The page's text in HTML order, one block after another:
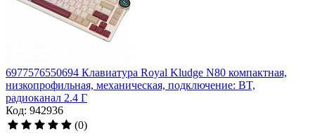
6977576550694 Клавиатура Royal Kludge N80 компактная,
низкопрофильная, механическая, подключение: BT,
радиоканал 2.4 Г
Код: 942936
(0)